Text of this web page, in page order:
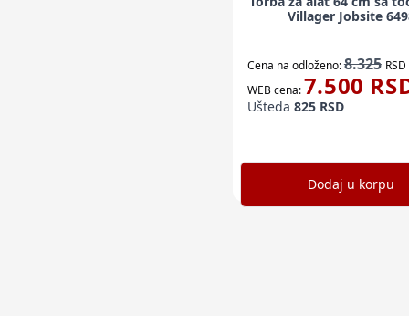
Villager Jobsite
Cena na odloženo:8.325 RSD
WEB cena:7.500
Ušteda 825RSD
Dodaj u korpu